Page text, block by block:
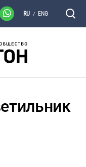
RU / ENG